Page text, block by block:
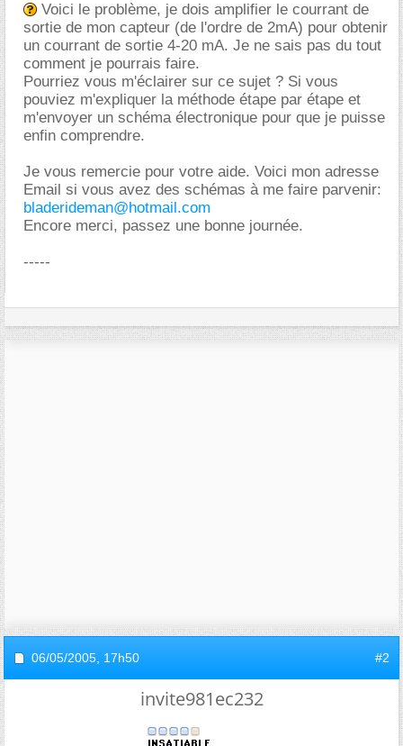
Voici le problème, je dois amplifier le courrant de
sortie de mon capteur (de l'ordre de 2mA) pour obtenir
un courrant de sortie 4-20 mA. Je ne sais pas du tout
comment je pourrais faire.
Pourriez vous m'éclairer sur ce sujet ? Si vous
pouviez m'expliquer la méthode étape par étape et
m'envoyer un schéma électronique pour que je puisse
enfin comprendre.
Je vous remercie pour votre aide. Voici mon adresse
Email si vous avez des schémas à me faire parvenir:
bladerideman@hotmail.com
Encore merci, passez une bonne journée.
-----
06/05/2005, 17h50 #2
invite981ec232